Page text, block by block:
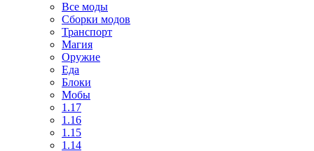
Все моды
Сборки модов
Транспорт
Магия
Оружие
Еда
Блоки
Мобы
1.17
1.16
1.15
1.14